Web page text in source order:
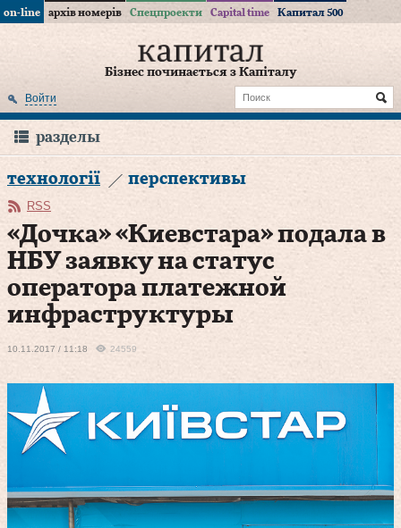
on-line архів номерів Спецпроекти Capital time Капитал 500
Бізнес починається з Капіталу
Войти
разделы
технології перспективы
RSS
«Дочка» «Киевстара» подала в
НБУ заявку на статус
оператора платежной
инфраструктуры
10.11.2017 / 11:18 24559